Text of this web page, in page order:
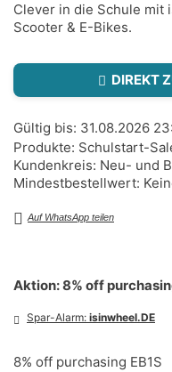
Clever in die Schule mit
Scooter & E-Bikes.
DIREKT
Gültig bis: 31.08.2026
Produkte: Schulstart-
Kundenkreis: Neu- und
Mindestbestellwert:
Auf WhatsApp teilen
Aktion: 8% off
Spar-Alarm: isinwheel.DE
8% off purchasing EB1S